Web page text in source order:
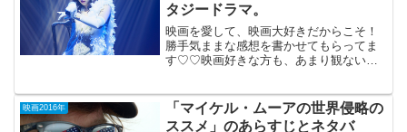
タジードラマ。
映画を愛して、映画大好きだからこそ！
勝手気ままな感想を書かせてもらってま
す♡♡映画好きな方も、あまり観ない方
ABC（Acid BlackCherr...
映画2016年
「マイケル・ムーアの世界侵略の
ススメ」のあらすじとネタバ